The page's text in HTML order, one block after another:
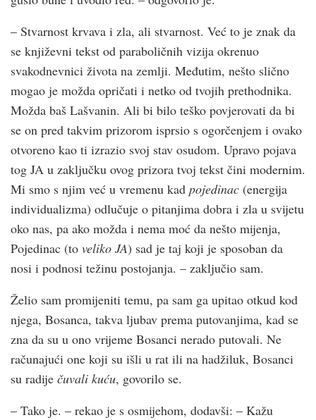
– Stvarnost krvava i zla, ali stvarnost. Već to je znak da
se književni tekst od paraboličnih vizija okrenuo
svakodnevnici života na zemlji. Međutim, nešto slično
mogao je možda opričati i netko od tvojih prethodnika.
Možda baš Lašvanin. Ali bi bilo teško povjerovati da bi
se on pred takvim prizorom isprsio s ogorčenjem i ovako
otvoreno kao ti izrazio svoj stav osudom. Upravo pojava
tog JA u zaključku ovog prizora tvoj tekst čini modernim.
Mi smo s njim već u vremenu kad pojedinac (energija
individualizma) odlučuje o pitanjima dobra i zla u svijetu
oko nas, pa ako možda i nema moć da nešto mijenja,
Pojedinac (to veliko JA) sad je taj koji je sposoban da
nosi i podnosi težinu postojanja. – zaključio sam.
Želio sam promijeniti temu, pa sam ga upitao otkud kod
njega, Bosanca, takva ljubav prema putovanjima, kad se
zna da su u ono vrijeme Bosanci nerado putovali. Ne
računajući one koji su išli u rat ili na hadžiluk, Bosanci
su radije čuvali kuću, govorilo se.
– Tako je. – rekao je s osmijehom, dodavši: – Kažu